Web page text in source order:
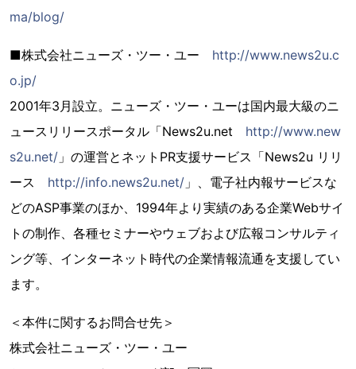
ma/blog/
■株式会社ニューズ・ツー・ユー http://www.news2u.c
o.jp/
2001年3月設立。ニューズ・ツー・ユーは国内最大級のニ
ュースリリースポータル「News2u.net http://www.new
s2u.net/ 」の運営とネットPR支援サービス「News2u リリ
ース http://info.news2u.net/ 」、電子社内報サービスな
どのASP事業のほか、1994年より実績のある企業Webサイ
トの制作、各種セミナーやウェブおよび広報コンサルティ
ング等、インターネット時代の企業情報流通を支援してい
ます。
＜本件に関するお問合せ先＞
株式会社ニューズ・ツー・ユー